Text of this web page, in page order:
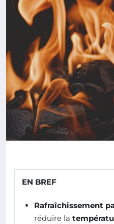
EN BREF
Rafraîchissement
réduire la